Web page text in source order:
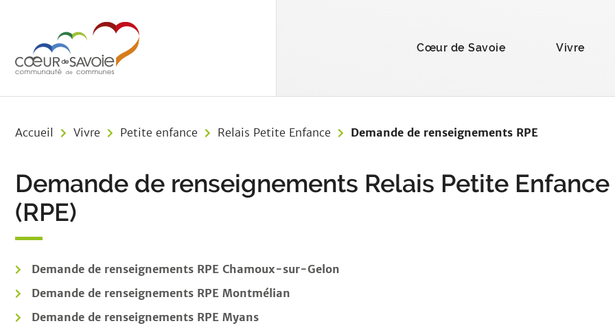
Cœur de Savoie Vivre
Accueil Vivre Petite enfance Relais Petite Enfance Demande de renseignements RPE
Demande de renseignements Relais Petite Enfance
(RPE)
Demande de renseignements RPE Chamoux-sur-Gelon
Demande de renseignements RPE Montmélian
Demande de renseignements RPE Myans